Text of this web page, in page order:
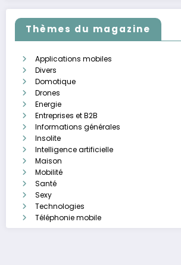
Thèmes du magazine
Applications mobiles
Divers
Domotique
Drones
Energie
Entreprises et B2B
Informations générales
Insolite
Intelligence artificielle
Maison
Mobilité
Santé
Sexy
Technologies
Téléphonie mobile